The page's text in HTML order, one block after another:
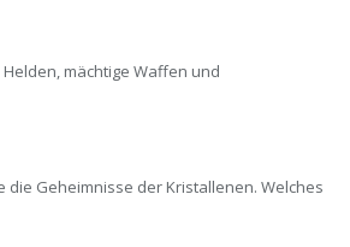
mächtige Waffen und
Geheimnisse der Kristallenen. Welches